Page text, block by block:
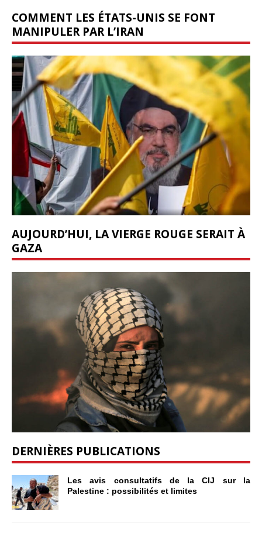
COMMENT LES ÉTATS-UNIS SE FONT
MANIPULER PAR L’IRAN
AUJOURD’HUI, LA VIERGE ROUGE SERAIT À
GAZA
DERNIÈRES PUBLICATIONS
Les avis consultatifs de la CIJ sur la
Palestine : possibilités et limites